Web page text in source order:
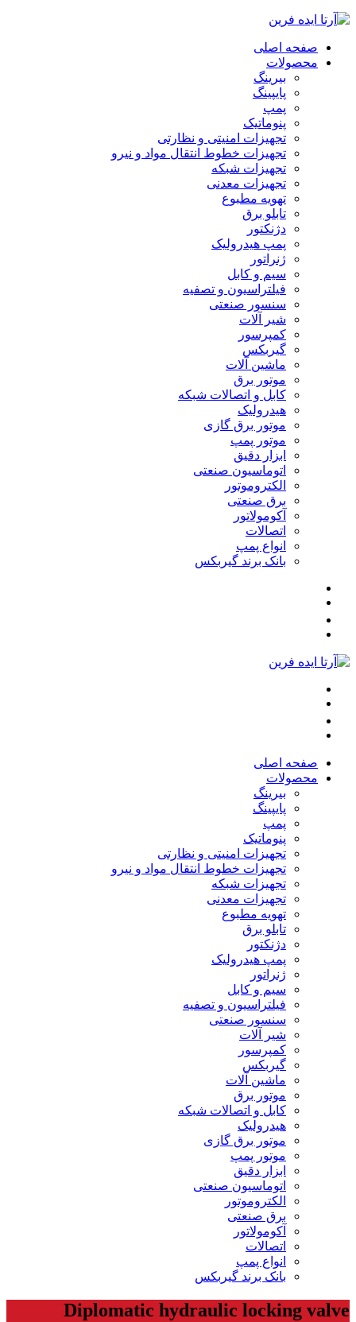
صفحه اصلی
محصولات
بیرینگ
پایپینگ
پمپ
پنوماتیک
تجهیزات امنیتی و نظارتی
تجهیزات خطوط انتقال مواد و نیرو
تجهیزات شبکه
تجهیزات معدنی
تهویه مطبوع
تابلو برق
دژنکتور
پمپ هیدرولیک
ژنراتور
سیم و کابل
فیلتراسیون و تصفیه
سنسور صنعتی
شیر آلات
کمپرسور
گیربکس
ماشین آلات
موتور برق
کابل و اتصالات شبکه
هیدرولیک
موتور برق گازی
موتور پمپ
ابزار دقیق
اتوماسیون صنعتی
الکتروموتور
برق صنعتی
آکومولاتور
اتصالات
انواع پمپ
بانک برند گیربکس
صفحه اصلی
محصولات
بیرینگ
پایپینگ
پمپ
پنوماتیک
تجهیزات امنیتی و نظارتی
تجهیزات خطوط انتقال مواد و نیرو
تجهیزات شبکه
تجهیزات معدنی
تهویه مطبوع
تابلو برق
دژنکتور
پمپ هیدرولیک
ژنراتور
سیم و کابل
فیلتراسیون و تصفیه
سنسور صنعتی
شیر آلات
کمپرسور
گیربکس
ماشین آلات
موتور برق
کابل و اتصالات شبکه
هیدرولیک
موتور برق گازی
موتور پمپ
ابزار دقیق
اتوماسیون صنعتی
الکتروموتور
برق صنعتی
آکومولاتور
اتصالات
انواع پمپ
بانک برند گیربکس
Diplomatic hydraulic locking valve